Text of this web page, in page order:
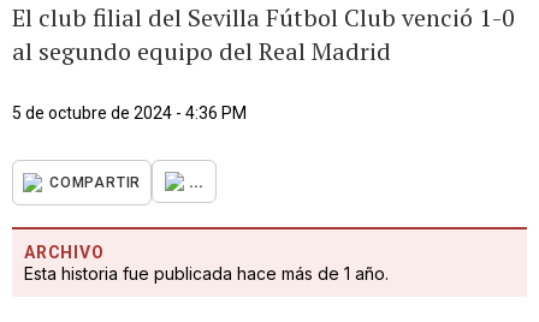
El club filial del Sevilla Fútbol Club venció 1-0
al segundo equipo del Real Madrid
5 de octubre de 2024 - 4:36 PM
COMPARTIR ...
ARCHIVO
Esta historia fue publicada hace más de 1 año.